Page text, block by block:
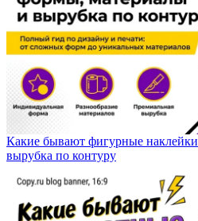
Какие бывают фигурные
вырубка по контуру